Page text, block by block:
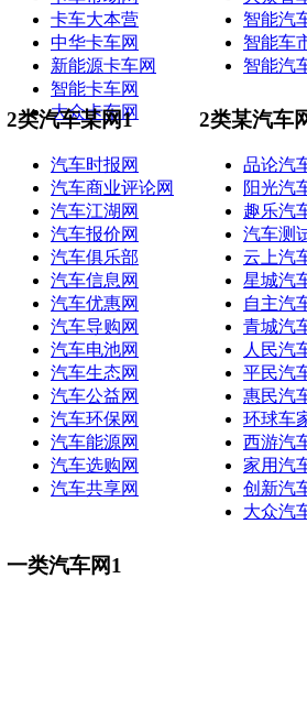
卡车大本营
中华卡车网
新能源卡车网
智能卡车网
大众卡车网
智能汽
智能车
智能汽
2类汽车某网1
汽车时报网
汽车商业评论网
汽车江湖网
汽车报价网
汽车俱乐部
汽车信息网
汽车优惠网
汽车导购网
汽车电池网
汽车生态网
汽车公益网
汽车环保网
汽车能源网
汽车选购网
汽车共享网
2类某汽车
品论汽
阳光汽
趣乐汽
汽车测
云上汽
星城汽
自主汽
青城汽
人民汽
平民汽
惠民汽
环球车
西游汽
家用汽
创新汽
大众汽
一类汽车网1